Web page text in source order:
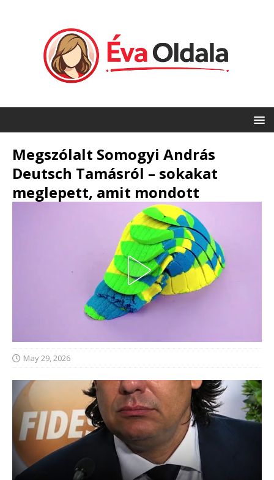
Megszólalt Somogyi András
Deutsch Tamásról – sokakat
meglepett, amit mondott
May 29, 2026